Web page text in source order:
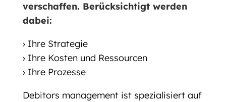
verschaffen. Berücksichtigt werden
dabei:
› Ihre Strategie
› Ihre Kosten und Ressourcen
› Ihre Prozesse
Debitors management ist spezialisiert auf